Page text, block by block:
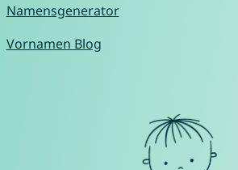
Namensgenerator
Vornamen Blog